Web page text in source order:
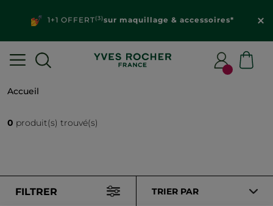
1+1 OFFERT(3)sur maquillage & accessoires*
Accueil
0 produit(s) trouvé(s)
FILTRER TRIER PAR